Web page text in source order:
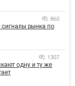
860
сигналы рынка по
1307
одну и ту же